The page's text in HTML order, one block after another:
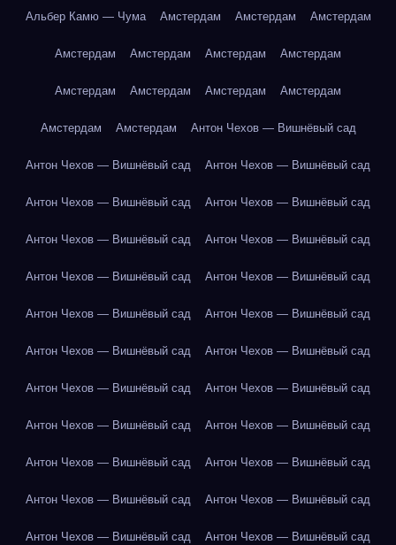
Альбер Камю — Чума Амстердам Амстердам Амстердам
Амстердам Амстердам Амстердам Амстердам
Амстердам Амстердам Амстердам Амстердам
Амстердам Амстердам Антон Чехов — Вишнёвый сад
Антон Чехов — Вишнёвый сад Антон Чехов — Вишнёвый сад
Антон Чехов — Вишнёвый сад Антон Чехов — Вишнёвый сад
Антон Чехов — Вишнёвый сад Антон Чехов — Вишнёвый сад
Антон Чехов — Вишнёвый сад Антон Чехов — Вишнёвый сад
Антон Чехов — Вишнёвый сад Антон Чехов — Вишнёвый сад
Антон Чехов — Вишнёвый сад Антон Чехов — Вишнёвый сад
Антон Чехов — Вишнёвый сад Антон Чехов — Вишнёвый сад
Антон Чехов — Вишнёвый сад Антон Чехов — Вишнёвый сад
Антон Чехов — Вишнёвый сад Антон Чехов — Вишнёвый сад
Антон Чехов — Вишнёвый сад Антон Чехов — Вишнёвый сад
Антон Чехов — Вишнёвый сад Антон Чехов — Вишнёвый сад